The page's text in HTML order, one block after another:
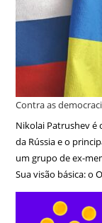
Contra as
Nikolai Patrushev é
da Rússia e o
um grupo de ex-
Sua visão básica: o